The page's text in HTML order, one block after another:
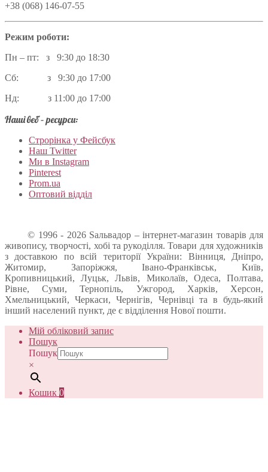
+38 (068) 146-07-55
Режим роботи:
Пн – пт: з 9:30 до 18:30
Сб: з 9:30 до 17:00
Нд: з 11:00 до 17:00
Наші веб – ресурси:
Строрінка у Фейсбук
Наш Twitter
Ми в Instagram
Pinterest
Prom.ua
Оптовий відділ
© 1996 - 2026 Sальвадор – інтернет-магазин товарів для
живопису, творчості, хобі та рукоділля. Товари для художників
з доставкою по всій території України: Вінниця, Дніпро,
Житомир, Запоріжжя, Івано-Франківськ, Київ,
Кропивницький, Луцьк, Львів, Миколаїв, Одеса, Полтава,
Рівне, Суми, Тернопіль, Ужгород, Харків, Херсон,
Хмельницький, Черкаси, Чернігів, Чернівці та в будь-який
інший населений пункт, де є відділення Нової пошти.
Мій обліковий запис
Пошук
Пошук
×
Кошик 0